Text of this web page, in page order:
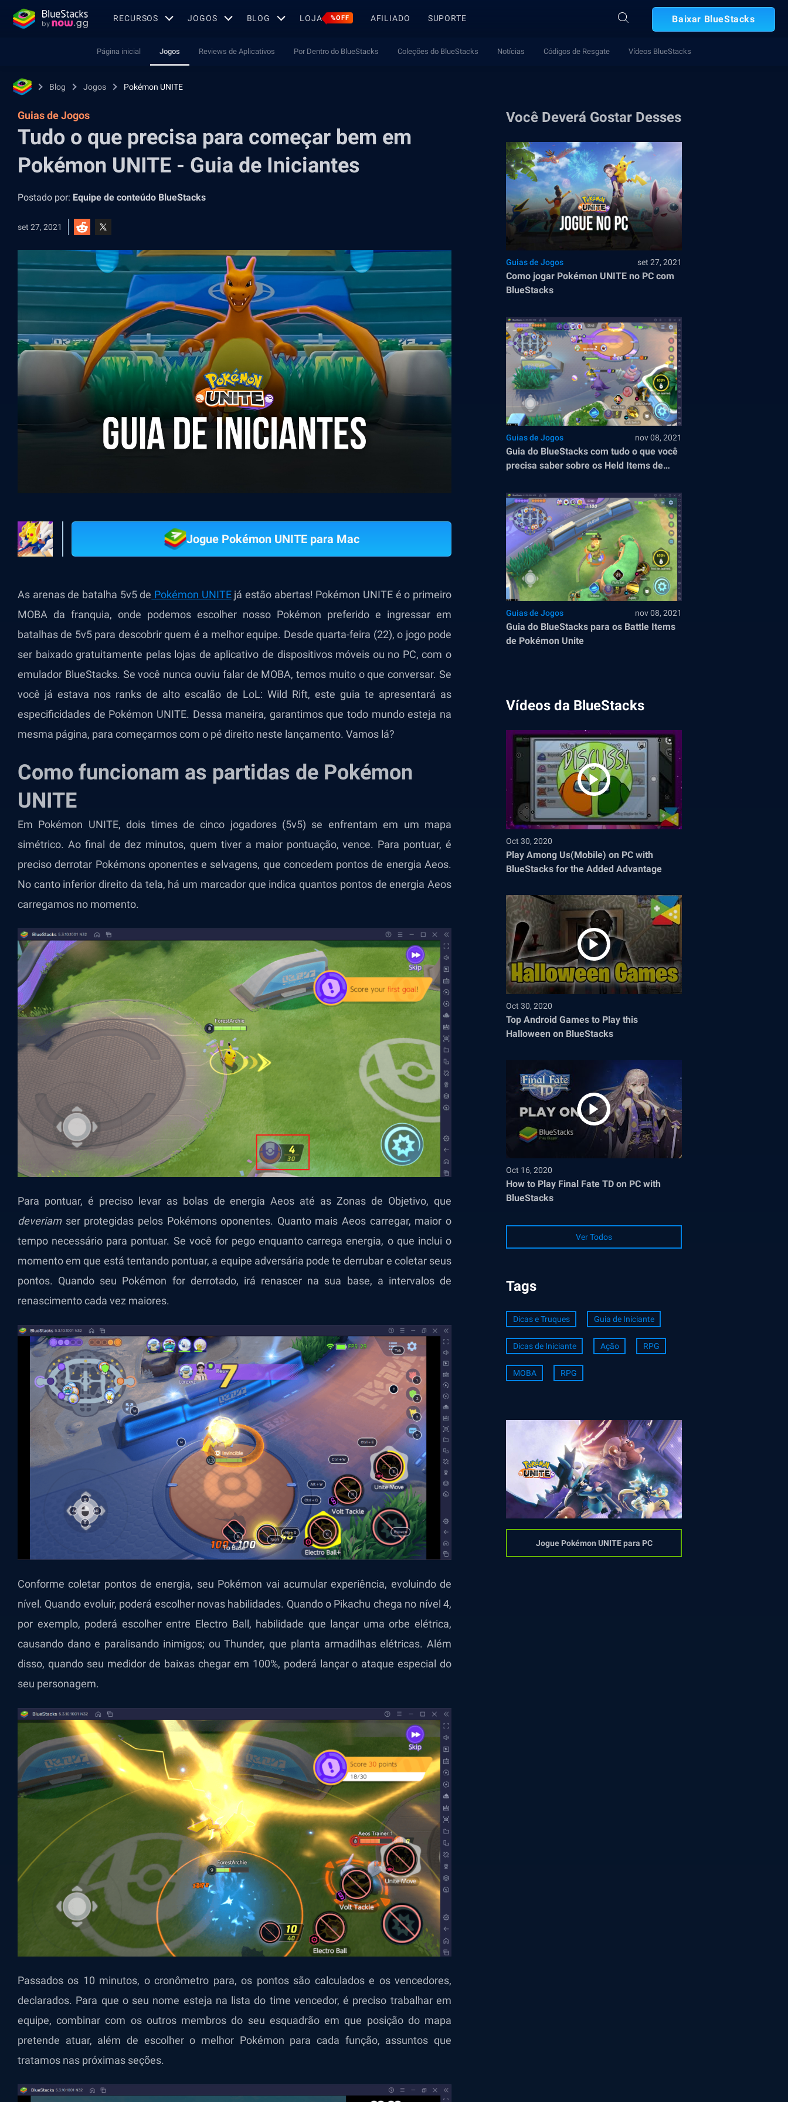
RECURSOS JOGOS BLOG LOJA %OFF AFILIADO SUPORTE Baixar BlueStacks
Página inicial Jogos Reviews de Aplicativos Por Dentro do BlueStacks Coleções do BlueStacks Notícias Códigos de Resgate Vídeos BlueStacks
Blog Jogos Pokémon UNITE
Guias de Jogos
Tudo o que precisa para começar bem em
Pokémon UNITE - Guia de Iniciantes
Postado por: Equipe de conteúdo BlueStacks
set 27, 2021
Jogue Pokémon UNITE para Mac
As arenas de batalha 5v5 de Pokémon UNITEjá estão abertas! Pokémon UNITE é o primeiro
MOBA da franquia, onde podemos escolher nosso Pokémon preferido e ingressar em
batalhas de 5v5 para descobrir quem é a melhor equipe. Desde quarta-feira (22), o jogo pode
ser baixado gratuitamente pelas lojas de aplicativo de dispositivos móveis ou no PC, com o
emulador BlueStacks. Se você nunca ouviu falar de MOBA, temos muito o que conversar. Se
você já estava nos ranks de alto escalão de LoL: Wild Rift, este guia te apresentará as
especificidades de Pokémon UNITE. Dessa maneira, garantimos que todo mundo esteja na
mesma página, para começarmos com o pé direito neste lançamento. Vamos lá?
Como funcionam as partidas de Pokémon
UNITE
Em Pokémon UNITE, dois times de cinco jogadores (5v5) se enfrentam em um mapa
simétrico. Ao final de dez minutos, quem tiver a maior pontuação, vence. Para pontuar, é
preciso derrotar Pokémons oponentes e selvagens, que concedem pontos de energia Aeos.
No canto inferior direito da tela, há um marcador que indica quantos pontos de energia Aeos
carregamos no momento.
Para pontuar, é preciso levar as bolas de energia Aeos até as Zonas de Objetivo, que
deveriam ser protegidas pelos Pokémons oponentes. Quanto mais Aeos carregar, maior o
tempo necessário para pontuar. Se você for pego enquanto carrega energia, o que inclui o
momento em que está tentando pontuar, a equipe adversária pode te derrubar e coletar seus
pontos. Quando seu Pokémon for derrotado, irá renascer na sua base, a intervalos de
renascimento cada vez maiores.
Conforme coletar pontos de energia, seu Pokémon vai acumular experiência, evoluindo de
nível. Quando evoluir, poderá escolher novas habilidades. Quando o Pikachu chega no nível 4,
por exemplo, poderá escolher entre Electro Ball, habilidade que lançar uma orbe elétrica,
causando dano e paralisando inimigos; ou Thunder, que planta armadilhas elétricas. Além
disso, quando seu medidor de baixas chegar em 100%, poderá lançar o ataque especial do
seu personagem.
Passados os 10 minutos, o cronômetro para, os pontos são calculados e os vencedores,
declarados. Para que o seu nome esteja na lista do time vencedor, é preciso trabalhar em
equipe, combinar com os outros membros do seu esquadrão em que posição do mapa
pretende atuar, além de escolher o melhor Pokémon para cada função, assuntos que
tratamos nas próximas seções.
Você Deverá Gostar Desses
Guias de Jogos set 27, 2021
Como jogar Pokémon UNITE no PC com
BlueStacks
Guias de Jogos nov 08, 2021
Guia do BlueStacks com tudo o que você
precisa saber sobre os Held Items de
Guias de Jogos nov 08, 2021
Guia do BlueStacks para os Battle Items
de Pokémon Unite
Vídeos da BlueStacks
Oct 30, 2020
Play Among Us(Mobile) on PC with
BlueStacks for the Added Advantage
Oct 30, 2020
Top Android Games to Play this
Halloween on BlueStacks
Oct 16, 2020
How to Play Final Fate TD on PC with
BlueStacks
Ver Todos
Tags
Dicas e Truques Guia de Iniciante
Dicas de Iniciante Ação RPG
MOBA RPG
Jogue Pokémon UNITE para PC